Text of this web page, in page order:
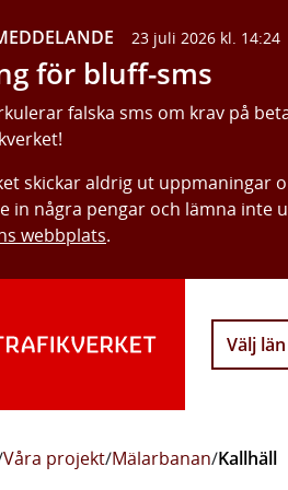
23 juli 2026 kl. 14:24
för bluff-sms
falska sms om krav på
skickar aldrig ut uppmaningar
in några pengar och lämna
webbplats.
Välj län
Våra projekt/Mälarbanan/Kallhäll